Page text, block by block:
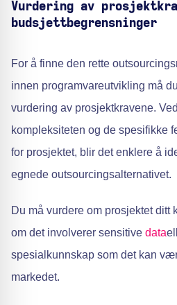
Vurdering av
budsjettbegrensninger
For å finne den rette
innen programvareutvikling må
vurdering av prosjektkravene.
kompleksiteten og de spesifikke
for prosjektet, blir det enklere å
egnede outsourcingsalternativet.
Du må vurdere om prosjektet ditt
om det involverer sensitive data
spesialkunnskap som det kan
markedet.